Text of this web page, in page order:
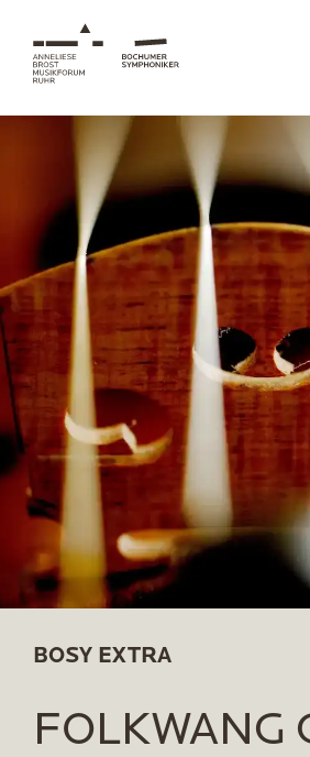
BOSY EXTRA
FOLKWANG